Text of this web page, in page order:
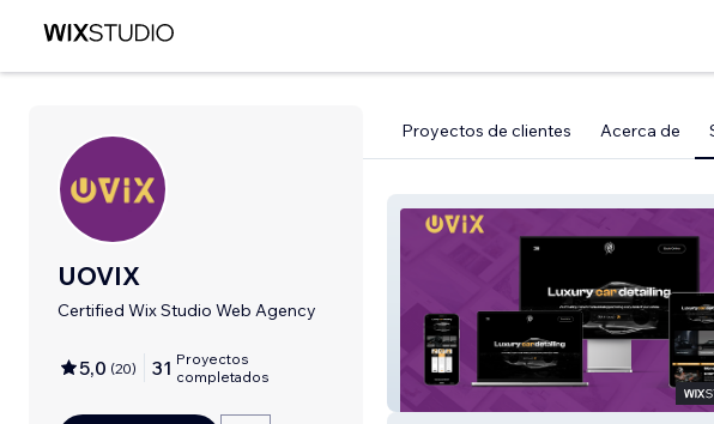
UOVIX
Certified Wix Studio Web Agency
5,0 (20) 31 Proyectos
completados
Proyectos de clientes Acerca de
Auto Detailing